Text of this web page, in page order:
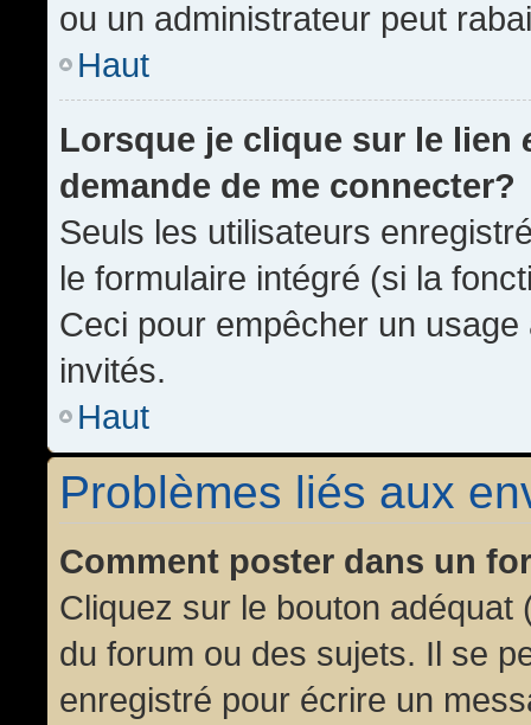
ou un administrateur peut
Haut
Lorsque je clique sur le lien
demande de me connecter?
Seuls les utilisateurs
le formulaire intégré (si la
Ceci pour empêcher un
invités.
Haut
Problèmes liés aux
Comment poster dans un
Cliquez sur le bouton
du forum ou des sujets. Il se
enregistré pour écrire un